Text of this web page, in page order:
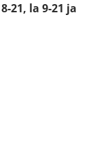
21, la 9-21 ja